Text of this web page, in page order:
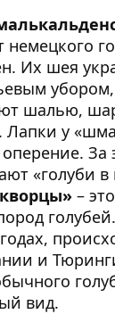
Их шея
шалью,
Лапки у
За
«голуби в
–
и
вид.